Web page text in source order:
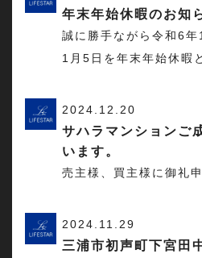
年末年始休暇のお知
誠に勝手ながら令和6
1月5日を年末年始休暇
2024.12.20
サハラマンションご
います。
売主様、買主様に御礼
2024.11.29
三浦市初声町下宮田